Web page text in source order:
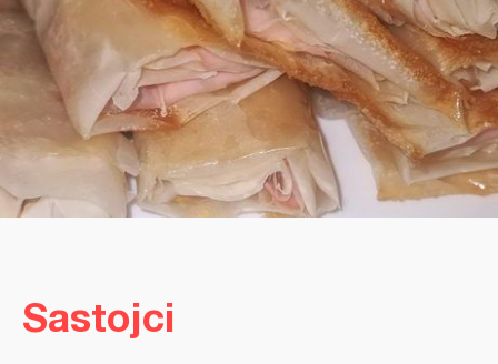
Sastojci